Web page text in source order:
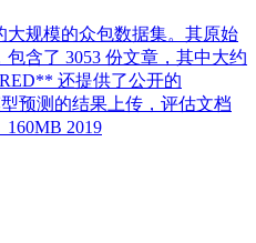
大规模的众包数据集。其原始
含了 3053 份文章，其中大约
还提供了公开的
预测的结果上传，评估文档
2019